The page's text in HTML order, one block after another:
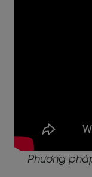
Phương